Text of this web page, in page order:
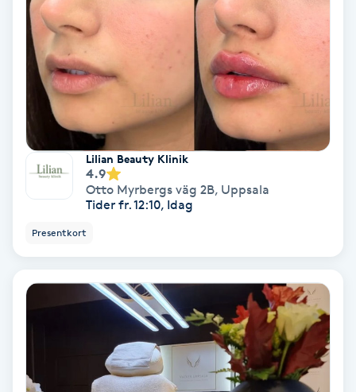
Mesoterapi
MicroPen
Microshading
Mixfransar
Nagelförlängning
Nagelförlängning gelé
Nagelförlängning glasfiber
Lilian Beauty Klinik
4.9
Otto Myrbergs väg 2B, Uppsala
Tider fr. 12:10, Idag
Presentkort